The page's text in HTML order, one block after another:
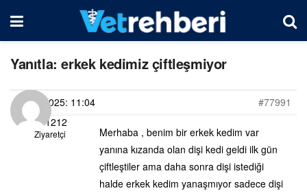
Yanıtla: erkek kedimiz çiftleşmiyor
02/03/2025: 11:04
#77991
User1212
Ziyaretçi
Merhaba , benim bir erkek kedim var
yanına kızanda olan dişi kedi geldi ilk gün
çiftleştiler ama daha sonra dişi istediği
halde erkek kedim yanaşmıyor sadece dişi